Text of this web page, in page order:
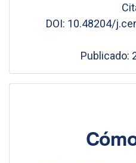
DOI: 10.48204/
Publicado: